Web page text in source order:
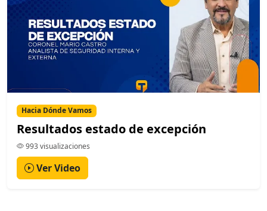
Hacia Dónde Vamos
Resultados estado de excepción
993 visualizaciones
Ver Video